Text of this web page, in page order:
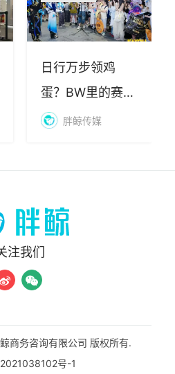
日行万步领鸡
蛋？BW里的赛博
朝圣，藏着品牌
胖鲸传媒
注我们
商务咨询有限公司 版权所有.
号-1